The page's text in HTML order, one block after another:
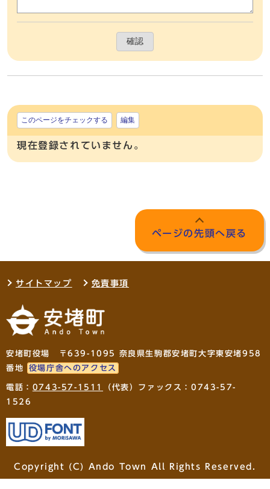
確認
このページをチェックする 編集
現在登録されていません。
ページの先頭へ戻る
サイトマップ 免責事項
安堵町役場 〒639-1095 奈良県生駒郡安堵町大字東安堵958
番地
役場庁舎へのアクセス
電話： 0743-57-1511
（代表）ファックス：0743-57-
1526
Copyright (C) Ando Town All Rights Reserved.